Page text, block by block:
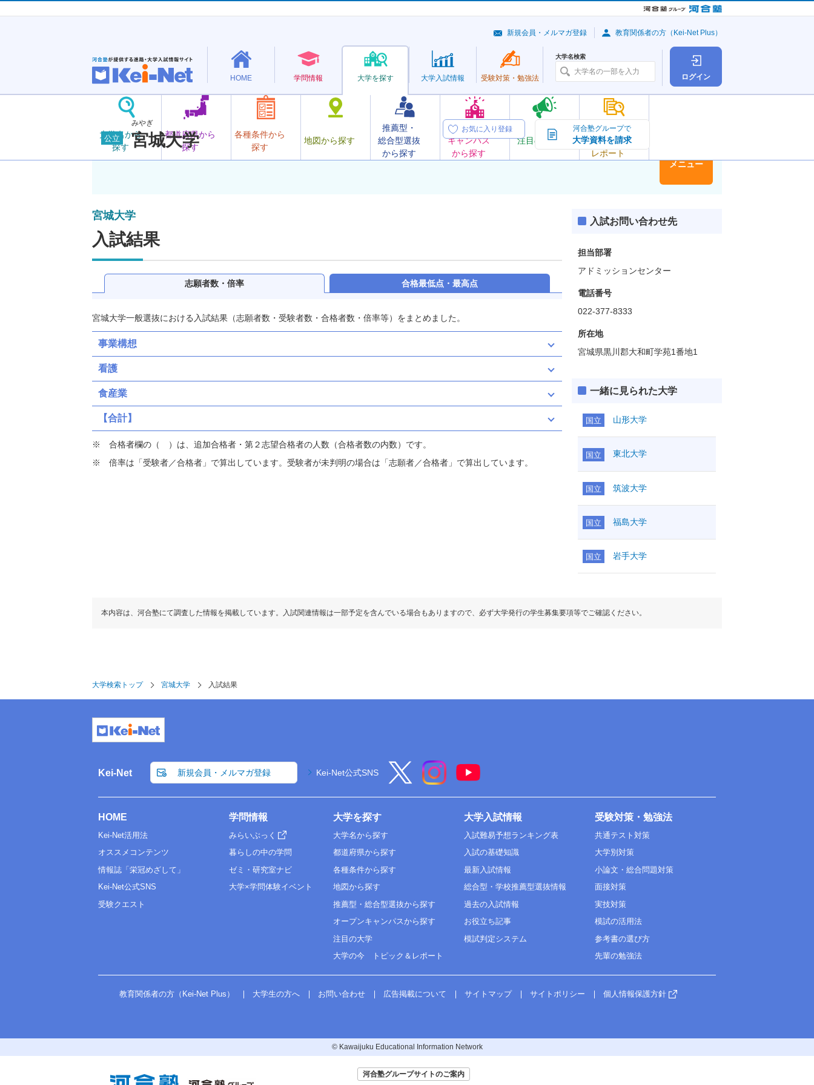
ログイン
HOME 学問情報 大学を探す
大学名から
探す
都道府県から
探す
各種条件から
探す
地図から探す
推薦型・
総合型選抜
から探す
オープン
キャンパス
から探す
注目の大学
大学の今
トピック＆
レポート
大学入試情報 受験対策・ 勉強法
大学名検索
新規会員・メルマガ登録 教育関係者の方（Kei-Net Plus）
公立
みやぎ
宮城大学
お気に入り登録 河合塾グループで
大学資料を請求
メニュー
宮城大学
入試結果
志願者数・倍率 合格最低点・最高点
宮城大学一般選抜における入試結果（志願者数・受験者数・合格者数・倍率等）をまとめました。
事業構想
看護
食産業
【合計】
合格者欄の（ ）は、追加合格者・第２志望合格者の人数（合格者数の内数）です。
倍率は「受験者／合格者」で算出しています。受験者が未判明の場合は「志願者／合格者」で算出しています。
入試お問い合わせ先
担当部署
アドミッションセンター
電話番号
022-377-8333
所在地
宮城県黒川郡大和町学苑1番地1
一緒に見られた大学
国立 山形大学
国立 東北大学
国立 筑波大学
国立 福島大学
国立 岩手大学
本内容は、河合塾にて調査した情報を掲載しています。入試関連情報は一部予定を含んでいる場合もありますので、必ず大学発行の学生募集要項等でご確認ください。
大学検索トップ 宮城大学 入試結果
Kei-Net 新規会員・メルマガ登録 Kei-Net公式SNS
HOME
Kei-Net活用法
オススメコンテンツ
情報誌「栄冠めざして」
Kei-Net公式SNS
受験クエスト
学問情報
みらいぶっく
暮らしの中の学問
ゼミ・研究室ナビ
大学×学問体験イベント
大学を探す
大学名から探す
都道府県から探す
各種条件から探す
地図から探す
推薦型・総合型選抜から探す
オープンキャンパスから探す
注目の大学
大学の今 トピック＆レポート
大学入試情報
入試難易予想ランキング表
入試の基礎知識
最新入試情報
総合型・学校推薦型選抜情報
過去の入試情報
お役立ち記事
模試判定システム
受験対策・勉強法
共通テスト対策
大学別対策
小論文・総合問題対策
面接対策
実技対策
模試の活用法
参考書の選び方
先輩の勉強法
教育関係者の方（Kei-Net Plus） 大学生の方へ お問い合わせ 広告掲載について サイトマップ サイトポリシー 個人情報保護方針
© Kawaijuku Educational Information Network
河合塾グループサイトのご案内